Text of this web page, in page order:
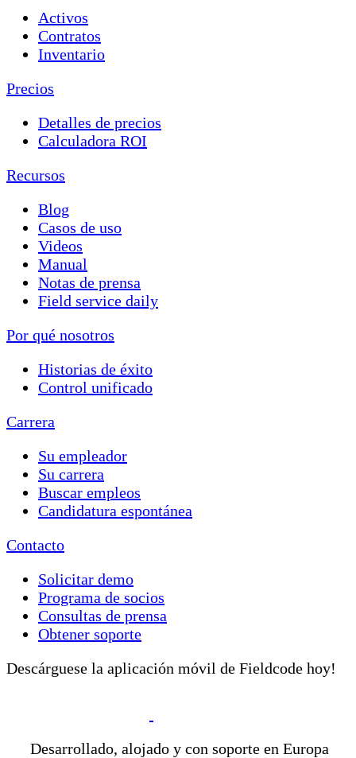
Activos
Contratos
Inventario
Precios
Detalles de precios
Calculadora ROI
Recursos
Blog
Casos de uso
Videos
Manual
Notas de prensa
Field service daily
Por qué nosotros
Historias de éxito
Control unificado
Carrera
Su empleador
Su carrera
Buscar empleos
Candidatura espontánea
Contacto
Solicitar demo
Programa de socios
Consultas de prensa
Obtener soporte
Descárguese la aplicación móvil de Fieldcode hoy!
Desarrollado, alojado y con soporte en Europa